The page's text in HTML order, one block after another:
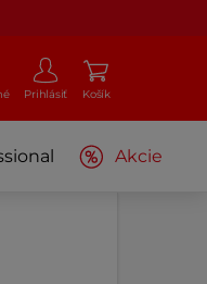
Prihlásiť Košík
Akcie